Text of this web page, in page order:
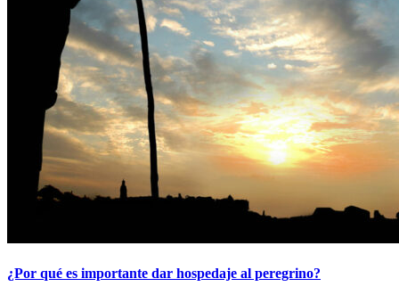
¿Por qué es importante dar hospedaje al peregrino?